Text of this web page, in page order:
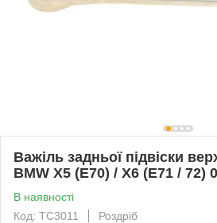
Важіль задньої підвіски
BMW X5 (E70) / X6 (E71 / 72)
В наявності
Код: TC3011
Роздріб